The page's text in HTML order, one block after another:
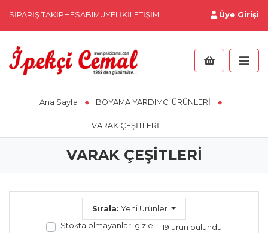
SIPARIŞ TAKIPHESABIMÜYELIKİLETIŞIM Üye Girişi
Ana Sayfa BOYAMA YARDIMCI ÜRÜNLERİ
VARAK ÇEŞİTLERİ
VARAK ÇEŞİTLERİ
Sırala: Yeni Ürünler
Stokta olmayanları gizle
19 ürün bulundu